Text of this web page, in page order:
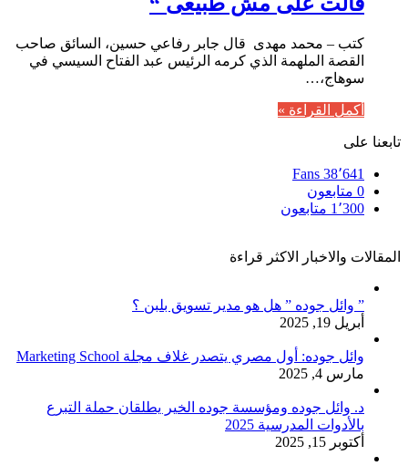
كتب – محمد مهدى قال جابر رفاعي حسين، السائق صاحب
القصة الملهمة الذي كرمه الرئيس عبد الفتاح السيسي في
سوهاج،…
أكمل القراءة »
تابعنا على
38٬641 Fans
0 متابعون
1٬300 متابعون
المقالات والاخبار الاكثر قراءة
” وائل جوده ” هل هو مدير تسويق بلبن ؟
أبريل 19, 2025
وائل جوده: أول مصري يتصدر غلاف مجلة Marketing School
مارس 4, 2025
د. وائل جوده ومؤسسة جوده الخير يطلقان حملة التبرع
بالأدوات المدرسية 2025
أكتوبر 15, 2025